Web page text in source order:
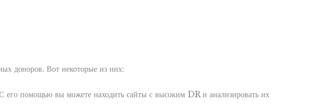
доноров. Вот некоторые из них:
помощью вы можете находить сайты с высоким DR и анализировать их